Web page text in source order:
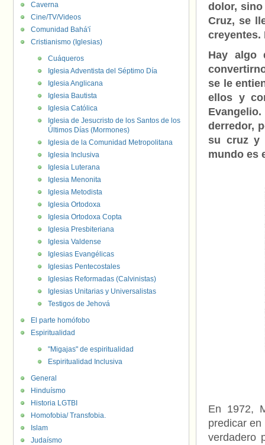
dolor, sino
Cruz, se
creyentes.
Hay algo
se le
ellos y
derredor,
su cruz y
mundo es
En 1972,
predicar
verdadero
Caverna
Cine/TV/Videos
Comunidad Bahá'í
Cristianismo (Iglesias)
Cuáqueros
Iglesia Adventista del Séptimo Día
Iglesia Anglicana
Iglesia Bautista
Iglesia Católica
Iglesia de Jesucristo de los Santos de los
Últimos Días (Mormones)
Iglesia de la Comunidad Metropolitana
Iglesia Inclusiva
Iglesia Luterana
Iglesia Menonita
Iglesia Metodista
Iglesia Ortodoxa
Iglesia Ortodoxa Copta
Iglesia Presbiteriana
Iglesia Valdense
Iglesias Evangélicas
Iglesias Pentecostales
Iglesias Reformadas (Calvinistas)
Iglesias Unitarias y Universalistas
Testigos de Jehová
El parte homófobo
Espiritualidad
"Migajas" de espiritualidad
Espiritualidad Inclusiva
General
Hinduísmo
Historia LGTBI
Homofobia/ Transfobia.
Islam
Judaísmo